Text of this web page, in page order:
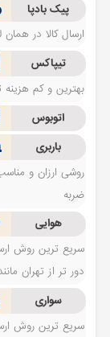
پیک بادپا
ارسال کالا در
تیپاکس
بهترین و کم
اتوبوس
باربری
روشی ارزان و
ضربه
هوایی
سریع ترین روش
دور تر از تهران
سواری
سریع ترین روش